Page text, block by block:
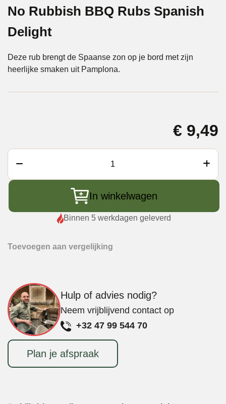
No Rubbish BBQ Rubs Spanish
Delight
Deze rub brengt de Spaanse zon op je bord met zijn
heerlijke smaken uit Pamplona.
€ 9,49
Rubbish
Rubs
aantal
In winkelwagen
Binnen 5 werkdagen geleverd
Toevoegen aan vergelijking
Hulp of advies nodig?
Neem vrijblijvend contact op
+32 47 99 544 70
Plan je afspraak